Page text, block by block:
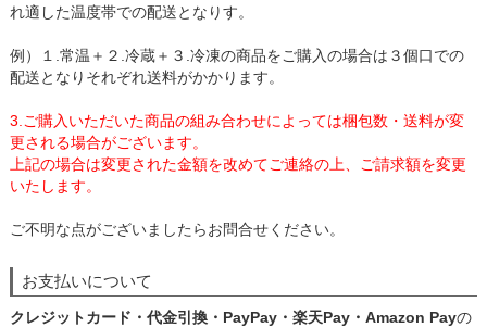
れ適した温度帯での配送となりす。
例）１.常温＋２.冷蔵＋３.冷凍の商品をご購入の場合は３個口での
配送となりそれぞれ送料がかかります。
3.ご購入いただいた商品の組み合わせによっては梱包数・送料が変
更される場合がございます。
上記の場合は変更された金額を改めてご連絡の上、ご請求額を変更
いたします。
ご不明な点がございましたらお問合せください。
お支払いについて
クレジットカード・代金引換・PayPay・楽天Pay・Amazon Payの